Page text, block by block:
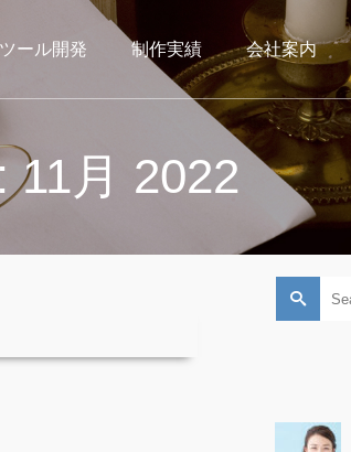
ール開発 制作実績 会社案内
11月 2022
Search
for: